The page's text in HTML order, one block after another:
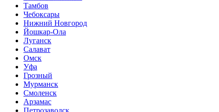
Тамбов
Чебоксары
Нижний Новгород
Йошкар-Ола
Луганск
Салават
Омск
Уфа
Грозный
Мурманск
Смоленск
Арзамас
Петрозаводск